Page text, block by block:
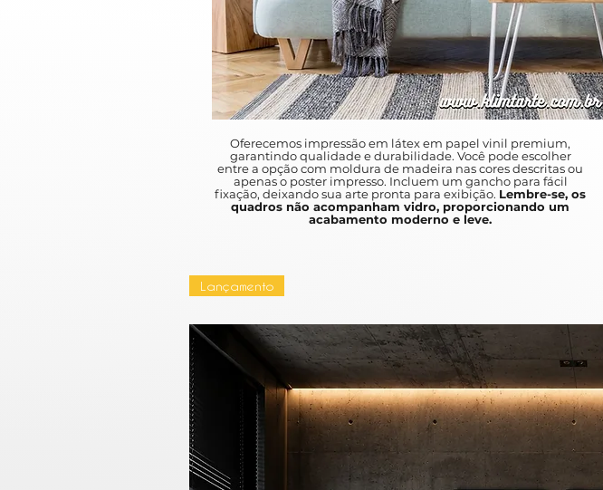
Oferecemos impressão em látex em papel vinil premium,
garantindo qualidade e durabilidade. Você pode escolher
entre a opção com moldura de madeira nas cores descritas ou
apenas o poster impresso. Incluem um gancho para fácil
fixação, deixando sua arte pronta para exibição. Lembre-se, os
quadros não acompanham vidro, proporcionando um
acabamento moderno e leve.
Lançamento